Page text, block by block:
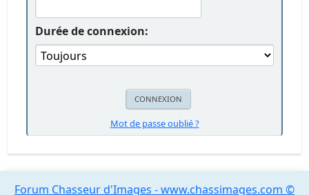
Durée de connexion:
Mot de passe oublié ?
Forum Chasseur d'Images - www.chassimages.com ©